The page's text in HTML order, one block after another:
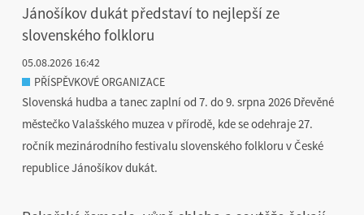
Jánošíkov dukát představí to nejlepší ze
slovenského folkloru
05.08.2026 16:42
PŘÍSPĚVKOVÉ ORGANIZACE
Slovenská hudba a tanec zaplní od 7. do 9. srpna 2026 Dřevěné
městečko Valašského muzea v přírodě, kde se odehraje 27.
ročník mezinárodního festivalu slovenského folkloru v České
republice Jánošíkov dukát.